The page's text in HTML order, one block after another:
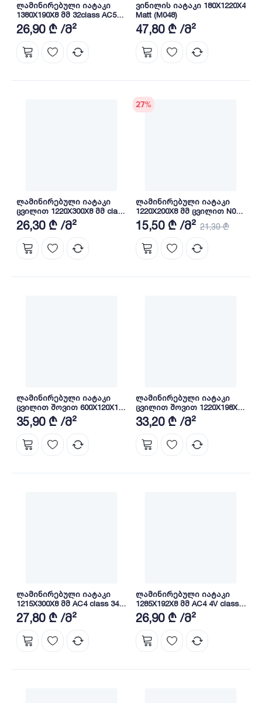
ლამინირებული იატაკი
1380X190X8 მმ 32class AC5
4V Dante White
26,90 ₾ /მ²
ვინილის იატაკი 180X1220X4
Matt (M048)
47,80 ₾ /მ²
ლამინირებული იატაკი
ცვილით 1220X300X8 მმ class
33 AC5 EIR 88218-3
26,30 ₾ /მ²
27%
ლამინირებული იატაკი
1220X200X8 მმ ცვილით N05-
B/04 MDF
15,50 ₾ /მ² 21,30 ₾
ლამინირებული იატაკი
ცვილით შოვით 600X120X10
მმ class 33 AC5 HDF H2302
35,90 ₾ /მ²
ლამინირებული იატაკი
ცვილით შოვით 1220X198X10
მმ class 33 AC5 HDF 2664
33,20 ₾ /მ²
ლამინირებული იატაკი
1215X300X8 მმ AC4 class 34
HDF A001
27,80 ₾ /მ²
ლამინირებული იატაკი
1285X192X8 მმ AC4 4V class
32 COLORADO EICHE (5543)
26,90 ₾ /მ²